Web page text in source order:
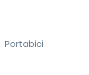
Portabici